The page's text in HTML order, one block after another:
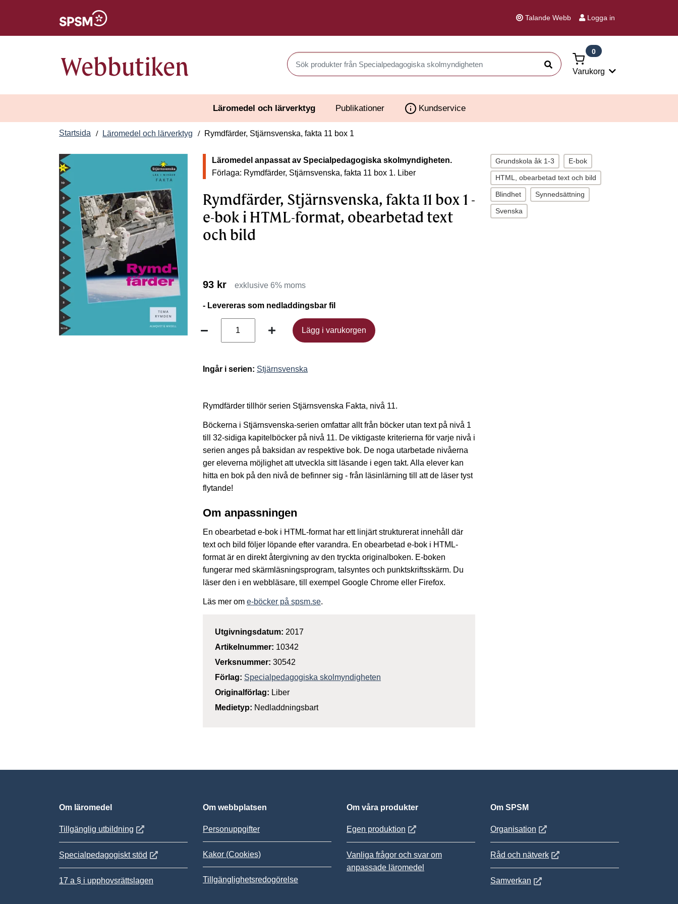
Talande Webb Logga in
Webbutiken Sök produkter i Webbutiken
Sök
Varukorg
0
Läromedel och lärverktyg Publikationer Kundservice
Startsida Läromedel och lärverktyg Rymdfärder, Stjärnsvenska, fakta 11 box 1
Läromedel anpassat av Specialpedagogiska skolmyndigheten.
Förlaga: Rymdfärder, Stjärnsvenska, fakta 11 box 1. Liber
Rymdfärder, Stjärnsvenska, fakta 11 box 1 -
e-bok i HTML-format, obearbetad text
och bild
93 kr exklusive 6% moms
- Levereras som nedladdingsbar fil
Lägg i varukorgen
Lägg i varukorgen
Ingår i serien: Stjärnsvenska
Rymdfärder tillhör serien Stjärnsvenska Fakta, nivå 11.
Böckerna i Stjärnsvenska-serien omfattar allt från böcker utan text på nivå 1
till 32-sidiga kapitelböcker på nivå 11. De viktigaste kriterierna för varje nivå i
serien anges på baksidan av respektive bok. De noga utarbetade nivåerna
ger eleverna möjlighet att utveckla sitt läsande i egen takt. Alla elever kan
hitta en bok på den nivå de befinner sig - från läsinlärning till att de läser tyst
flytande!
Om anpassningen
En obearbetad e-bok i HTML-format har ett linjärt strukturerat innehåll där
text och bild följer löpande efter varandra. En obearbetad e-bok i HTML-
format är en direkt återgivning av den tryckta originalboken. E-boken
fungerar med skärmläsningsprogram, talsyntes och punktskriftsskärm. Du
läser den i en webbläsare, till exempel Google Chrome eller Firefox.
Läs mer om e-böcker på spsm.se.
Utgivningsdatum: 2017
Artikelnummer: 10342
Verksnummer: 30542
Förlag: Specialpedagogiska skolmyndigheten
Originalförlag: Liber
Medietyp: Nedladdningsbart
Grundskola åk 1-3 E-bok
HTML, obearbetad text och bild
Blindhet Synnedsättning
Svenska
Om läromedel
Tillgänglig utbildning Öppnas i nytt fönster
Specialpedagogiskt stöd Öppnas i nytt fönster
17 a § i upphovsrättslagen
Om webbplatsen
Personuppgifter
Kakor (Cookies)
Tillgänglighetsredogörelse
Om våra produkter
Egen produktion Öppnas i nytt fönster
Vanliga frågor och svar om
anpassade läromedel
Om SPSM
Organisation Öppnas i nytt fönster
Råd och nätverkÖppnas i nytt fönster
Samverkan Öppnas i nytt fönster